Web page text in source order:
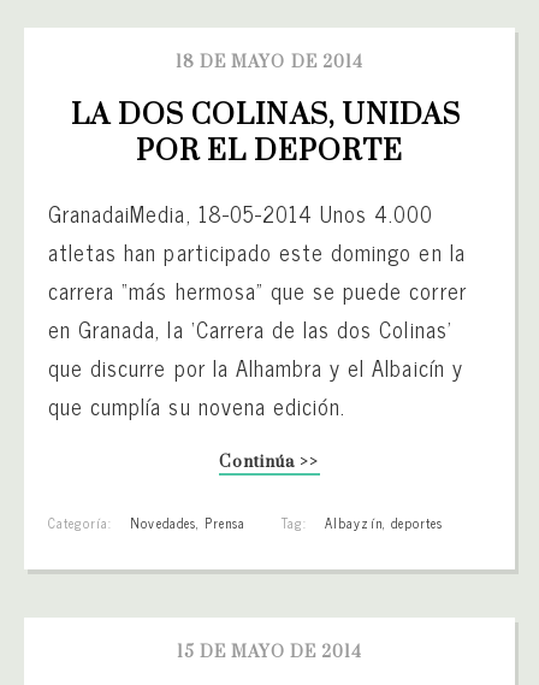
18 DE MAYO DE 2014
LA DOS COLINAS, UNIDAS
POR EL DEPORTE
GranadaiMedia, 18-05-2014 Unos 4.000
atletas han participado este domingo en la
carrera “más hermosa” que se puede correr
en Granada, la ‘Carrera de las dos Colinas’
que discurre por la Alhambra y el Albaicín y
que cumplía su novena edición.
Continúa >>
Categoría: Novedades, Prensa Tag: Albayzín, deportes
15 DE MAYO DE 2014